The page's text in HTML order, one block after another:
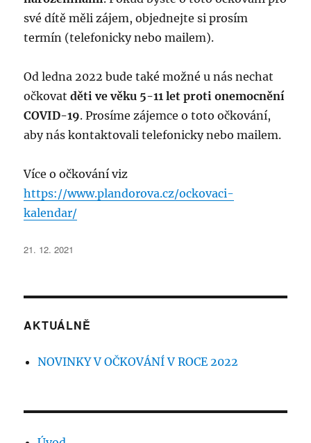
své dítě měli zájem, objednejte si prosím
termín (telefonicky nebo mailem).
Od ledna 2022 bude také možné u nás nechat
očkovatděti ve věku 5-11 let proti onemocnění
COVID-19. Prosíme zájemce o toto očkování,
aby nás kontaktovali telefonicky nebo mailem.
Více o očkování viz
https://www.plandorova.cz/ockovaci-
kalendar/
Publikováno:
21. 12. 2021
AKTUÁLNĚ
NOVINKY V OČKOVÁNÍ V ROCE 2022